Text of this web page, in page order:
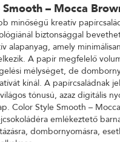
– Mocca
minőségű kreatív
biztonsággal
alapanyag, amely
A papír megfelelő
mélységet, de
kínál. A papírcsaládnak
tónusú, azaz digitális
Color Style Smooth –
emlékeztető
dombornyomásra,